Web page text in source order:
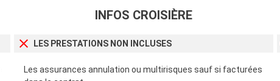
INFOS CROISIÈRE
LES PRESTATIONS NON INCLUSES
Les assurances annulation ou multirisques sauf si facturées